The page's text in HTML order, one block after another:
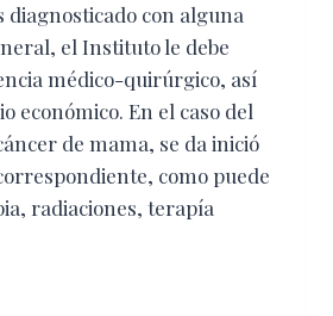
diagnosticado con alguna
el Instituto le debe
médico-quirúrgico, así
económico. En el caso del
de mama, se da inició
como puede
radiaciones, terapía